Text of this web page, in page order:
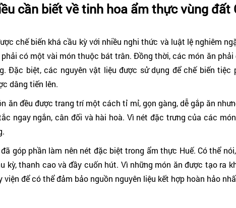
cần biết về tinh hoa ẩm thực vùng đất
chế biến khá cầu kỳ với nhiều nghi thức và luật lệ nghiêm
phải có một vài món thuộc bát trân. Đồng thời, các món ăn
Đặc biệt, các nguyên vật liệu được sử dụng để chế biến
dâng tiến lên.
ăn đều được trang trí một cách tỉ mỉ, gọn gàng, dễ gắp ăn
ngay ngắn, cân đối và hài hoà. Vì nét đặc trưng của các
góp phần làm nên nét đặc biệt trong ẩm thực Huế. Có thể
kỳ, thanh cao và đầy cuốn hút. Vì những món ăn được tạo ra
viện để có thể đảm bảo nguồn nguyên liệu kết hợp hoàn hảo